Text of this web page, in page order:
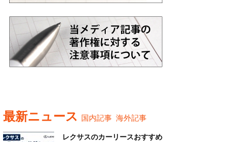
最新ニュース 国内記事 海外記事
レクサスのカーリースおすすめ